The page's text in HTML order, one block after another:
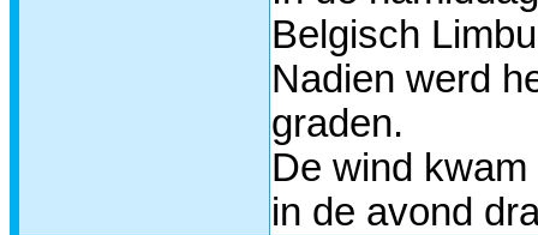
Belgisch
Nadien werd
graden.
De wind
in de avond